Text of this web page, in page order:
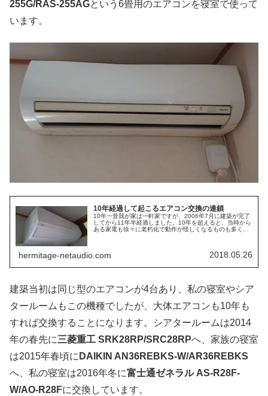
255G/RAS-255AGという6畳用のエアコンを寝室で使って
います。
10年経過して起こるエアコン交換の連鎖
10年一昔我が家は一軒家ですが、2006年7月に建築が完了
してから11年半経過しました。10年を超えると、当時から
ある家電も徐々に老朽化で動作が怪しくなるものも多くな
hermitage-netaudio.com 2018.05.26
建築当初は同じ型のエアコンが4台あり、私の寝室やシア
タールームもこの機種でしたが、大体エアコンも10年も
すれば交換することになります。シアタールームは2014
年の春先に三菱重工 SRK28RP/SRC28RPへ、家族の寝室
は2015年春頃に DAIKIN AN36REBKS-W/AR36REBKS
へ、私の寝室は2016年冬に富士通ゼネラル AS-R28F-
W/AO-R28Fに交換しています。